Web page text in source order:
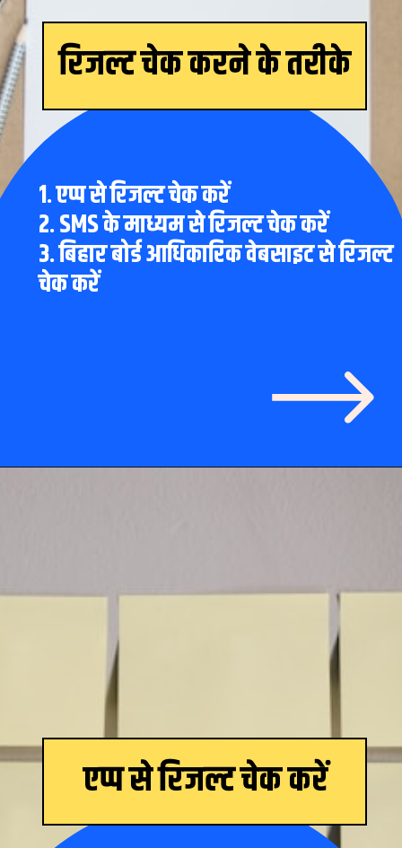
1. एप्प से रिजल्ट चेक करें
2. SMS के माध्यम से रिजल्ट चेक करें
3. बिहार बोर्ड आधिकारिक वेबसाइट से रिजल्ट
चेक करें
रिजल्ट चेक करने के तरीके
एप्पसे रिजल्ट चेक करें